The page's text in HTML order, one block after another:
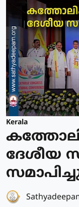
Kerala
ദേശീയ